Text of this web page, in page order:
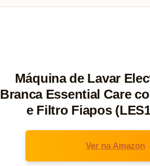
Máquina de Lavar
Branca Essential Care
e Filtro Fiapos
Ver na Amazon